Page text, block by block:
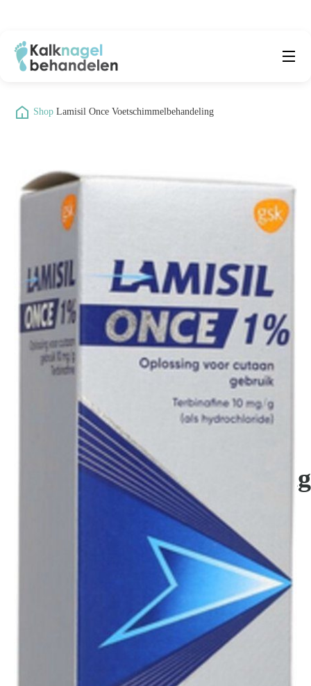
Natuurlijke middelen
Reviews
Kennisbank
Over ons
Kom van je kalknagels af
Shop Lamisil Once Voetschimmelbehandeling
Lamisil Once
Voetschimmelbehandeling
Lamisil Once is een specifieke behandeling voor voetschimmel, bekend
als zwemmerseczeem of atletenvoet. Deze unieke formule, gebaseerd op
terbinafine, hoeft slechts één keer aangebracht te worden. Het pakt
schimmels in de huid aan en helpt symptomen zoals jeuk, roodheid, en
blaarvorming te verlichten. De werking van Lamisil Once is langdurig,
waarbij het tot drie maanden na toepassing voetschimmel kan
behandelen en voorkomen. Dit product is bedoeld voor personen van 18
jaar en ouder en biedt een snelle en efficiënte oplossing bij